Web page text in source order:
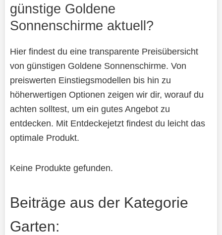
günstige Goldene
Sonnenschirme aktuell?
Hier findest du eine transparente Preisübersicht
von günstigen Goldene Sonnenschirme. Von
preiswerten Einstiegsmodellen bis hin zu
höherwertigen Optionen zeigen wir dir, worauf du
achten solltest, um ein gutes Angebot zu
entdecken. Mit Entdeckejetzt findest du leicht das
optimale Produkt.
Keine Produkte gefunden.
Beiträge aus der Kategorie
Garten: